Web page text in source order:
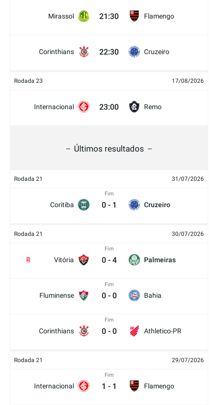
Mirassol 21:30 Flamengo
Corinthians 22:30 Cruzeiro
Rodada 23 17/08/2026
Internacional 23:00 Remo
Últimos resultados
Rodada 21 31/07/2026
Coritiba
Fim
0 - 1 Cruzeiro
Rodada 21 30/07/2026
Vitória
2
Fim
0 - 4 Palmeiras
Fluminense
Fim
0 - 0 Bahia
Corinthians
Fim
0 - 0 Athletico-PR
Rodada 21 29/07/2026
Internacional
Fim
1 - 1 Flamengo